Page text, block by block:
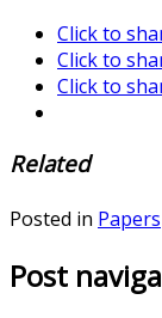
Click to
Click to
Click to
Related
Posted in Papers
Post